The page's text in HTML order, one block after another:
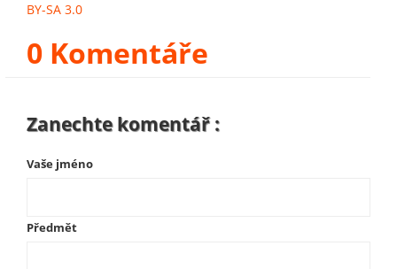
BY-SA 3.0
0 Komentáře
Zanechte komentář :
Vaše jméno
Předmět